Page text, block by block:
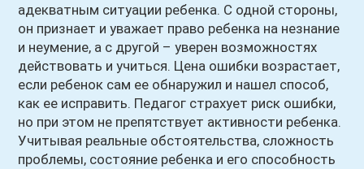
адекватным ситуации ребенка. С одной стороны,
он признает и уважает право ребенка на незнание
и неумение, а с другой – уверен возможностях
действовать и учиться. Цена ошибки возрастает,
если ребенок сам ее обнаружил и нашел способ,
как ее исправить. Педагог страхует риск ошибки,
но при этом не препятствует активности ребенка.
Учитывая реальные обстоятельства, сложность
проблемы, состояние ребенка и его способность